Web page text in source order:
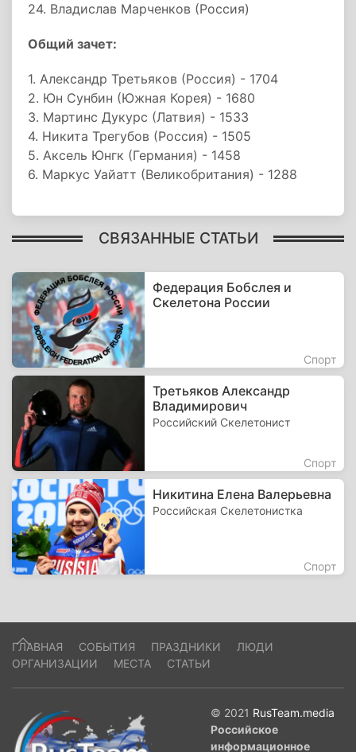
24. Владислав Марченков (Россия)
Общий зачет:
1. Александр Третьяков (Россия) - 1704
2. Юн Сунбин (Южная Корея) - 1680
3. Мартинс Дукурс (Латвия) - 1533
4. Никита Трегубов (Россия) - 1505
5. Аксель Юнгк (Германия) - 1458
6. Маркус Уайатт (Великобритания) - 1288
СВЯЗАННЫЕ СТАТЬИ
Федерация Бобслея и
Скелетона России
Спорт
Третьяков Александр
Владимирович
Российский Скелетонист
Спорт
Никитина Елена Валерьевна
Российская Скелетонистка
Спорт
ГЛАВНАЯ СОБЫТИЯ ПРАЗДНИКИ
ЛЮДИ
ОРГАНИЗАЦИИ
МЕСТА СТАТЬИ
© 2021 RusTeam.media
Российское
информационное